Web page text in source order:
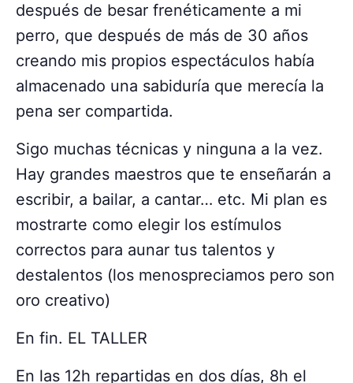
después de besar frenéticamente a mi
perro, que después de más de 30 años
creando mis propios espectáculos había
almacenado una sabiduría que merecía la
pena ser compartida.
Sigo muchas técnicas y ninguna a la vez.
Hay grandes maestros que te enseñarán a
escribir, a bailar, a cantar… etc. Mi plan es
mostrarte como elegir los estímulos
correctos para aunar tus talentos y
destalentos (los menospreciamos pero son
oro creativo)
En fin. EL TALLER
En las 12h repartidas en dos días, 8h el